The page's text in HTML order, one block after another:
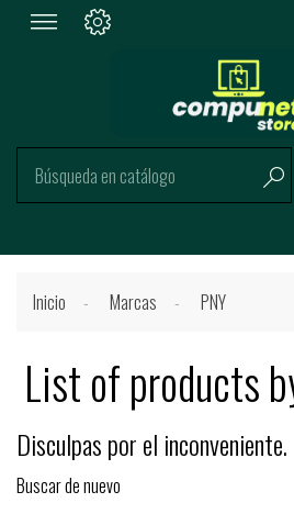

Inicio Marcas PNY
List of products
Disculpas por el inconveniente.
Buscar de nuevo